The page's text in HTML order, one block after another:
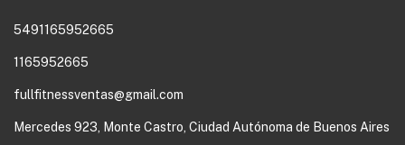
5491165952665
1165952665
fullfitnessventas@gmail.com
Mercedes 923, Monte Castro, Ciudad Autónoma de Buenos Aires